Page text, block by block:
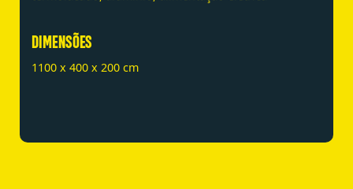
DIMENSÕES
1100 x 400 x 200 cm